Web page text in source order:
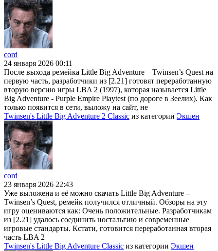
cord
24 января 2026 00:11
После выхода ремейка Little Big Adventure – Twinsen’s Quest на
первую часть, разработчики из [2.21] готовят переработанную
вторую версию игры LBA 2 (1997), которая называется Little
Big Adventure - Purple Empire Playtest (по дороге в Зеелих). Как
только появится в сети, выложу на сайт, не
Twinsen's Little Big Adventure 2 Classic из категории Экшен
cord
23 января 2026 22:43
Уже выложена и её можно скачать Little Big Adventure –
Twinsen’s Quest, ремейк получился отличный. Обзоры на эту
игру оцениваются как: Очень положительные. Разработчикам
из [2.21] удалось соединить ностальгию и современные
игровые стандарты. Кстати, готовится переработанная вторая
часть LBA 2
Twinsen's Little Big Adventure Classic из категории Экшен